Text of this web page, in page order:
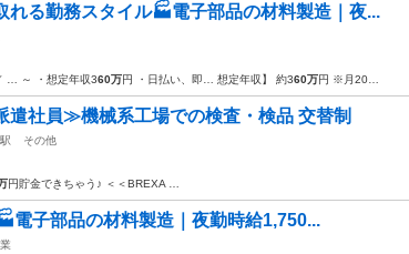
れる勤務スタイル🏭電子部品の材料製造｜夜...
… ～ ・想定年収360万円 ・日払い、即… 想定年収】 約360万円 ※月20…
社員≫機械系工場での検査・検品 交替制
その他
円貯金できちゃう♪ ＜＜BREXA …
電子部品の材料製造｜夜勤時給1,750...